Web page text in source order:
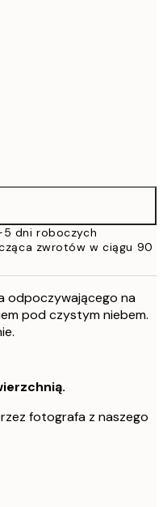
dni roboczych
zwrotów w ciągu 90
odpoczywającego na
pod czystym niebem.
fotografa z naszego